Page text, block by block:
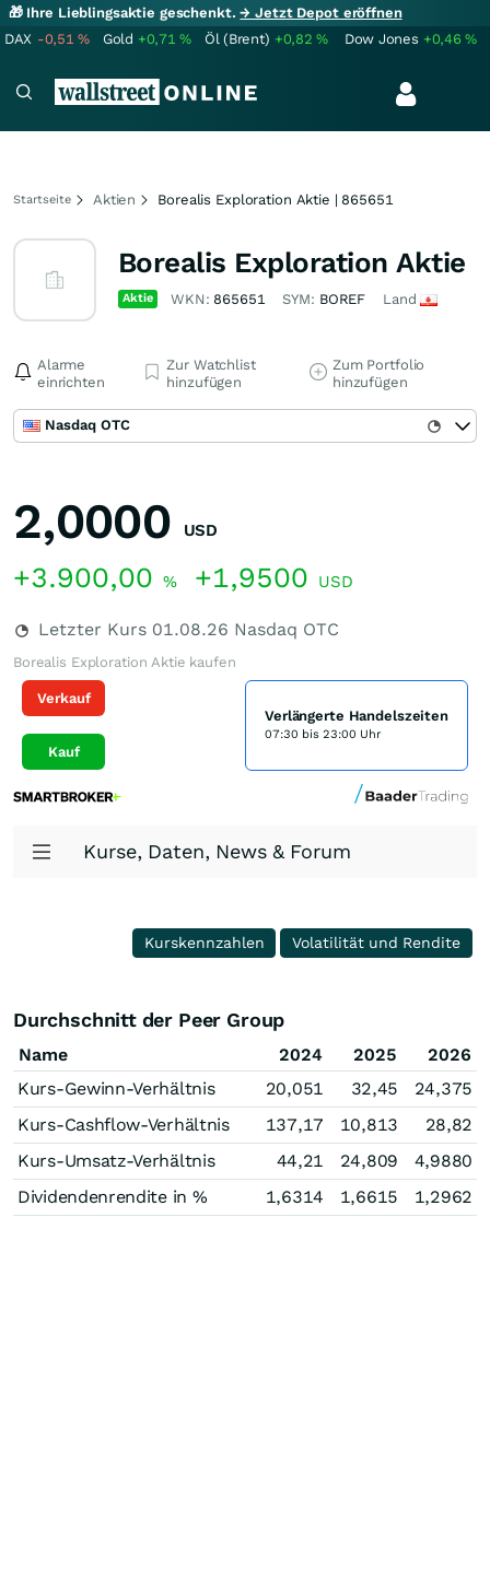
🎁 Ihre Lieblingsaktie geschenkt.→ Jetzt Depot eröffnen
DAX -0,51% Gold +0,71% Öl (Brent) +0,82% Dow Jones +0,46%
Startseite Aktien Borealis Exploration Aktie | 865651
Borealis Exploration Aktie
Aktie WKN: 865651 SYM: BOREF Land
Alarme
einrichten
Zur Watchlist
hinzufügen
Zum Portfolio
hinzufügen
Nasdaq OTC
2,0000 USD
+3.900,00 % +1,9500 USD
Letzter Kurs 01.08.26 Nasdaq OTC
Borealis Exploration Aktie kaufen
Verkauf
Kauf
Verlängerte Handelszeiten
07:30 bis 23:00 Uhr
Kurse, Daten, News & Forum
Kurskennzahlen Volatilität und Rendite
Durchschnitt der Peer Group
Name 2024 2025
2026
Kurs-Gewinn-Verhältnis
20,051 32,45
24,375
Kurs-Cashflow-Verhältnis
137,17 10,813
28,82
Kurs-Umsatz-Verhältnis
44,21 24,809
4,9880
Dividendenrendite in %
1,6314 1,6615 1,2962